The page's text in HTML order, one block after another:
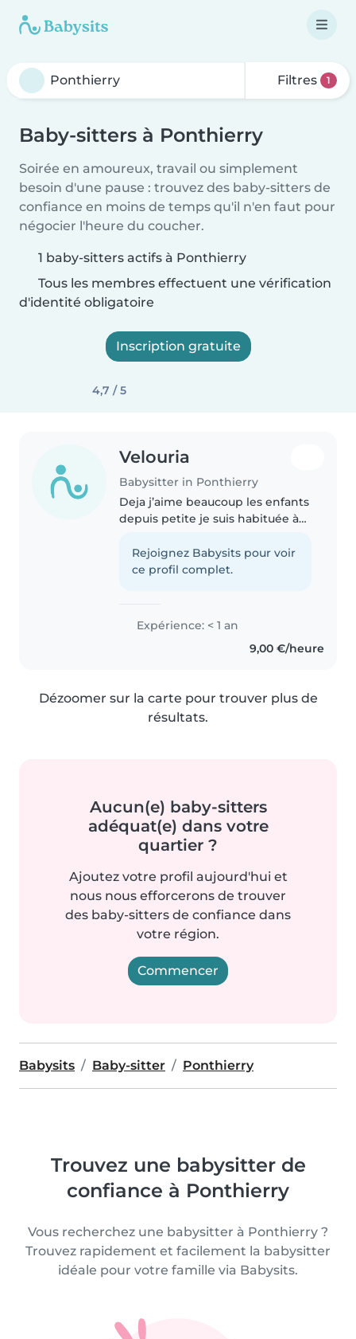
Filtres 1
Baby-sitters à Ponthierry
Soirée en amoureux, travail ou simplement
besoin d'une pause : trouvez des baby-sitters de
confiance en moins de temps qu'il n'en faut pour
négocier l'heure du coucher.
1 baby-sitters actifs à Ponthierry
Tous les membres effectuent une vérification
d'identité obligatoire
Inscription gratuite
4,7 / 5
Velouria
Babysitter in Ponthierry
Deja j’aime beaucoup les enfants
depuis petite je suis habituée à
ans de moins que moi ou mes
cousines qui sont beaucoup plus
Rejoignez Babysits pour voir
ce profil complet.
Expérience: < 1 an
9,00 €/heure
Dézoomer sur la carte pour trouver plus de
résultats.
Aucun(e) baby-sitters
adéquat(e) dans votre
quartier ?
Ajoutez votre profil aujourd'hui et
nous nous efforcerons de trouver
des baby-sitters de confiance dans
votre région.
Commencer
Babysits Baby-sitter Ponthierry
Trouvez une babysitter de
confiance à Ponthierry
Vous recherchez une babysitter à Ponthierry ?
Trouvez rapidement et facilement la babysitter
idéale pour votre famille via Babysits.